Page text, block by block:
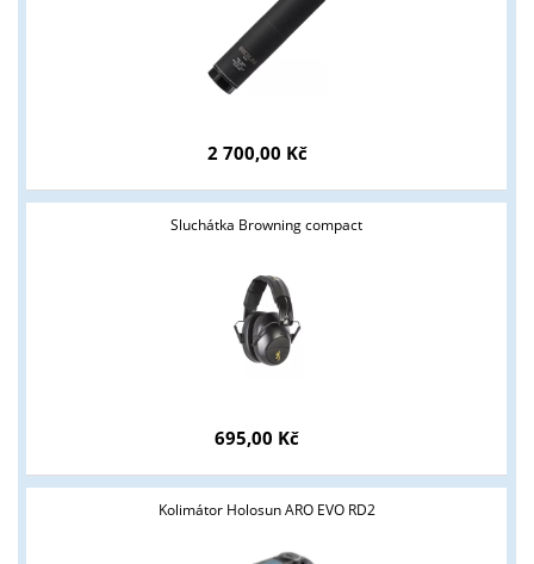
2 700,00 Kč
Sluchátka Browning compact
695,00 Kč
Kolimátor Holosun ARO EVO RD2
Tyto stránky jsou určeny pouze odborné veřejnosti od 18 let a
ANO NE